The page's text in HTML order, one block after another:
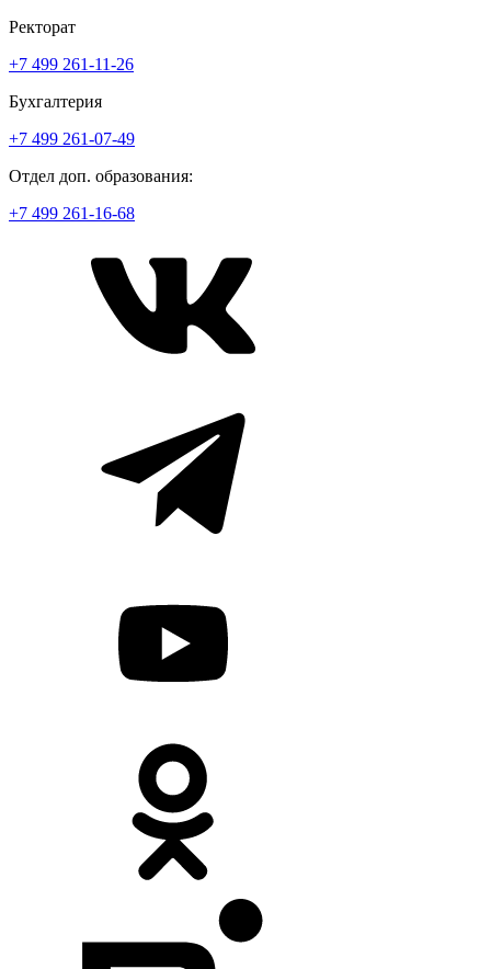
Ректорат
+7 499 261-11-26
Бухгалтерия
+7 499 261-07-49
Отдел доп. образования:
+7 499 261-16-68